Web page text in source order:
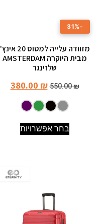
-31%
מזוודה עלייה למטוס 20 אינץ'
מבית היוקרה AMSTERDAM
שלזינגר
550.00₪
380.00 ₪
בחר אפשרויות